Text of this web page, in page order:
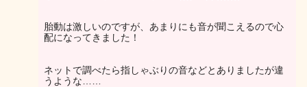
胎動は激しいのですが、あまりにも音が聞こえるので心
配になってきました！
ネットで調べたら指しゃぶりの音などとありましたが違
うような……